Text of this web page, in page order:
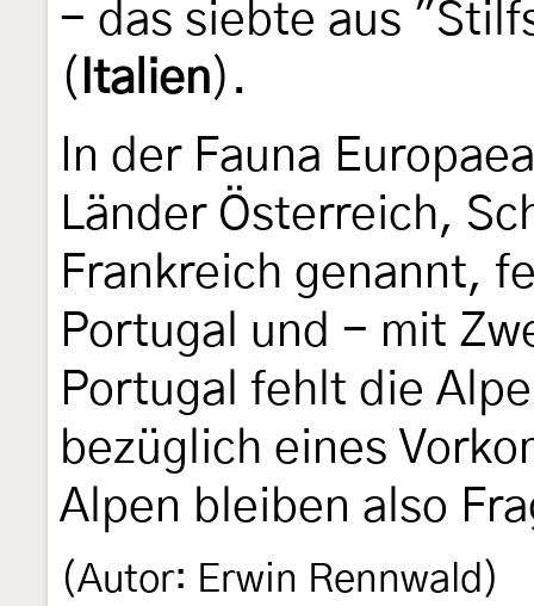
- das siebte aus
( Italien).
In der Fauna
Länder Österreich,
Frankreich genannt,
Portugal und - mit
Portugal fehlt die
bezüglich eines
Alpen bleiben also
(Autor: Erwin Rennwald)